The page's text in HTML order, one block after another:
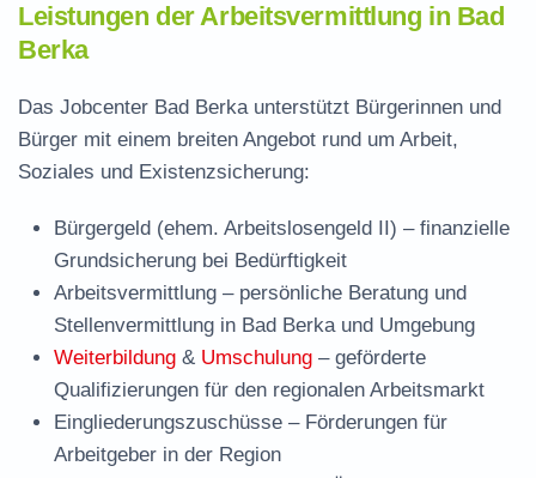
Leistungen der Arbeitsvermittlung in Bad
Berka
Das Jobcenter Bad Berka unterstützt Bürgerinnen und
Bürger mit einem breiten Angebot rund um Arbeit,
Soziales und Existenzsicherung:
Bürgergeld (ehem. Arbeitslosengeld II) – finanzielle
Grundsicherung bei Bedürftigkeit
Arbeitsvermittlung – persönliche Beratung und
Stellenvermittlung in Bad Berka und Umgebung
Weiterbildung & Umschulung – geförderte
Qualifizierungen für den regionalen Arbeitsmarkt
Eingliederungszuschüsse – Förderungen für
Arbeitgeber in der Region